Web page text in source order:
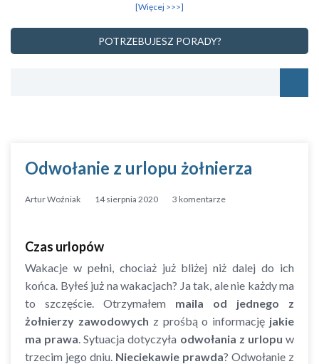
[Więcej >>>]
POTRZEBUJESZ PORADY?
Odwołanie z urlopu żołnierza
Artur Woźniak 14 sierpnia 2020 3 komentarze
Czas urlopów
Wakacje w pełni, chociaż już bliżej niż dalej do ich
końca. Byłeś już na wakacjach? Ja tak, ale nie każdy ma
to szczęście. Otrzymałem maila od jednego z
żołnierzy zawodowych z prośbą o informację jakie
ma prawa. Sytuacja dotyczyła odwołania z urlopu w
trzecim jego dniu. Nieciekawie prawda? Odwołanie z